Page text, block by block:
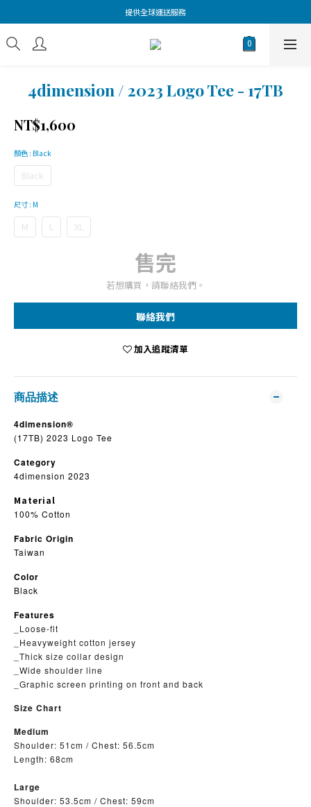
提供全球運送服務
4dimension / 2023 Logo Tee - 17TB
NT$1,600
顏色 : Black
Black
尺寸: M
M L XL
售完
若想購買，請聯絡我們。
聯絡我們
加入追蹤清單
商品描述
4dimension®
(17TB) 2023 Logo Tee
Category
4dimension 2023
Material
100% Cotton
Fabric Origin
Taiwan
Color
Black
Features
_Loose-fit
_Heavyweight cotton jersey
_Thick size collar design
_Wide shoulder line
_Graphic screen printing on front and back
Size Chart
Medium
Shoulder: 51cm / Chest: 56.5cm
Length: 68cm
Large
Shoulder: 53.5cm / Chest: 59cm